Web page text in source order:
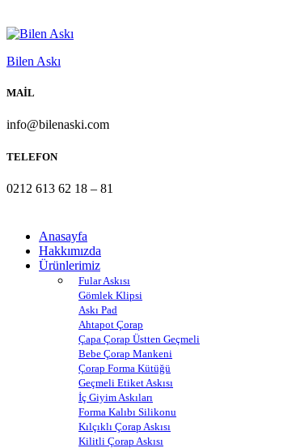
Bilen Askı
MAİL
info@bilenaski.com
TELEFON
0212 613 62 18 – 81
Anasayfa
Hakkımızda
Ürünlerimiz
Fular Askısı
Gömlek Klipsi
Askı Pad
Ahtapot Çorap
Çapa Çorap Üstten Geçmeli
Bebe Çorap Mankeni
Çorap Forma Kütüğü
Geçmeli Etiket Askısı
İç Giyim Askıları
Forma Kalıbı Silikonu
Kılçıklı Çorap Askısı
Kilitli Çorap Askısı